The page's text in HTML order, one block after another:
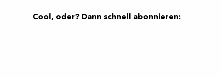
Cool, oder? Dann schnell abonnieren:
FREE WALLPAPER